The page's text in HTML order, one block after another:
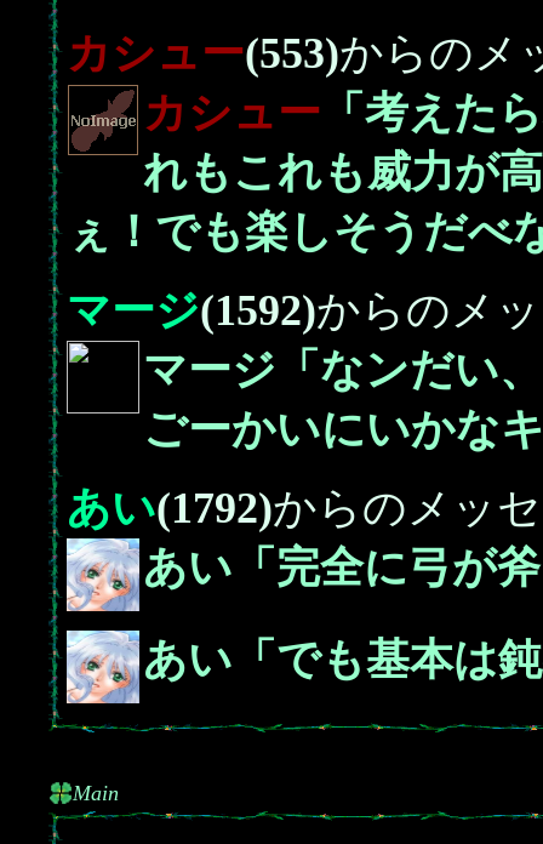
カシュー(553)からのメ
カシュー 「考えた
れもこれも威力が
ぇ！でも楽しそうだ
マージ(1592)からのメ
マージ「なンだい
ごーかいにいかな
あい(1792)からのメッ
あい「完全に弓が
あい「でも基本は
Main